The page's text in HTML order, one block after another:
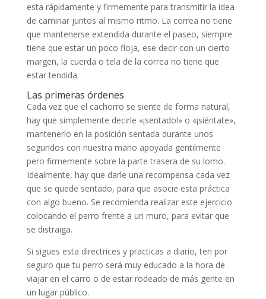
esta rápidamente y firmemente para transmitir la idea
de caminar juntos al mismo ritmo. La correa no tiene
que mantenerse extendida durante el paseo, siempre
tiene que estar un poco floja, ese decir con un cierto
margen, la cuerda o tela de la correa no tiene que
estar tendida.
Las primeras órdenes
Cada vez que el cachorro se siente de forma natural,
hay que simplemente decirle «¡sentado!» o «¡siéntate»,
mantenerlo en la posición sentada durante unos
segundos con nuestra mano apoyada gentilmente
pero firmemente sobre la parte trasera de su lomo.
Idealmente, hay que darle una recompensa cada vez
que se quede sentado, para que asocie esta práctica
con algo bueno. Se recomienda realizar este ejercicio
colocando el perro frente a un muro, para evitar que
se distraiga.
Si sigues esta directrices y practicas a diario, ten por
seguro que tu perro será muy educado a la hora de
viajar en el carro o de estar rodeado de más gente en
un lugar público.